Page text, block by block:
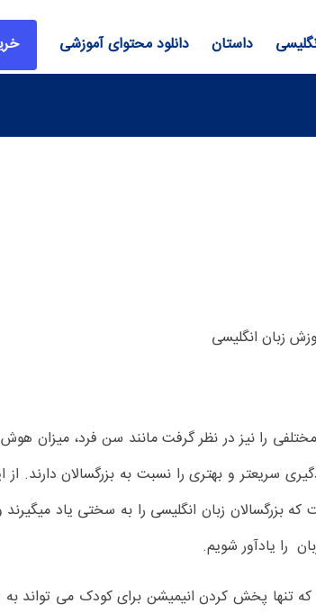
داستان دانلود محتوای آموزشی
را نیز در نظر گرفت مانند سن فرد، میزان هوش
سریعتر و بهتری را نسبت به بزرگسالان دارند. از
بزرگسالان زبان انگلیسی را به سختی یاد میگیرند
را یادآور شویم.
که تنها پخش کردن انیمیشن برای کودک می تواند